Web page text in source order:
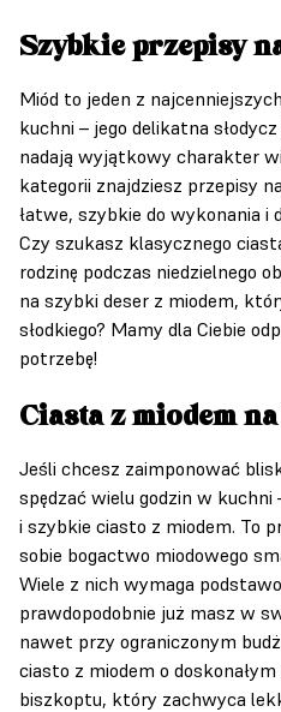
Szybkie przepisy
Miód to jeden z
kuchni – jego delikatna
nadają wyjątkowy charakter
kategorii znajdziesz przepisy
łatwe, szybkie do wykonania i
Czy szukasz klasycznego
rodzinę podczas niedzielnego
na szybki deser z miodem,
słodkiego? Mamy dla Ciebie
potrzebę!
Ciasta z miodem
Jeśli chcesz zaimponować
spędzać wielu godzin w
i szybkie ciasto z miodem. To
sobie bogactwo miodowego
Wiele z nich wymaga
prawdopodobnie już masz w
nawet przy ograniczonym
ciasto z miodem o
biszkoptu, który zachwyca